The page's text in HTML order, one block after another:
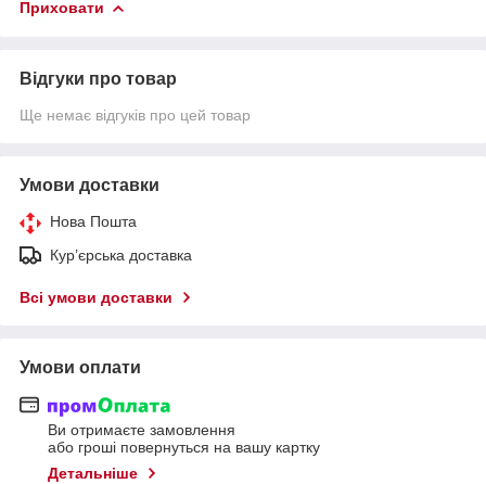
Приховати
Відгуки про товар
Ще немає відгуків про цей товар
Умови доставки
Нова Пошта
Кур’єрська доставка
Всі умови доставки
Умови оплати
Ви отримаєте замовлення
або гроші повернуться на вашу картку
Детальніше